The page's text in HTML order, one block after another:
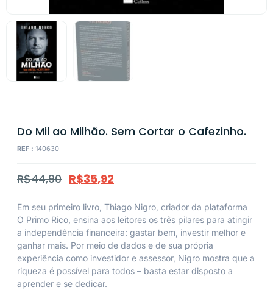
Do Mil ao Milhão. Sem Cortar o Cafezinho.
REF : 140630
R$44,90 R$35,92
Em seu primeiro livro, Thiago Nigro, criador da plataforma
O Primo Rico, ensina aos leitores os três pilares para atingir
a independência financeira: gastar bem, investir melhor e
ganhar mais. Por meio de dados e de sua própria
experiência como investidor e assessor, Nigro mostra que a
riqueza é possível para todos – basta estar disposto a
aprender e se dedicar.